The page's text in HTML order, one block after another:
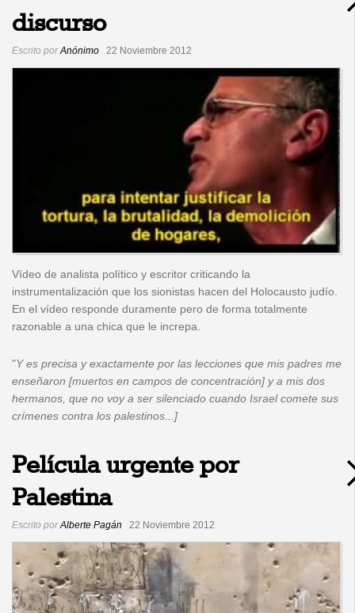
discurso
Escrito porAnónimo 22 Noviembre 2012
Vídeo de analista político y escritor criticando la
instrumentalización que los sionistas hacen del Holocausto judío.
En el vídeo responde duramente pero de forma totalmente
razonable a una chica que le increpa.
"Y es precisa y exactamente por las lecciones que mis padres me
enseñaron [muertos en campos de concentración] y a mis dos
hermanos, que no voy a ser silenciado cuando Israel comete sus
crímenes contra los palestinos...]
Película urgente por
Palestina
Escrito porAlberte Pagán 22 Noviembre 2012